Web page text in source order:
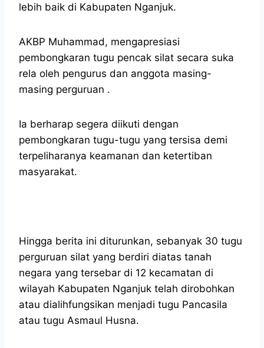
lebih baik di Kabupaten Nganjuk.
AKBP Muhammad, mengapresiasi
pembongkaran tugu pencak silat secara suka
rela oleh pengurus dan anggota masing-
masing perguruan .
Ia berharap segera diikuti dengan
pembongkaran tugu-tugu yang tersisa demi
terpeliharanya keamanan dan ketertiban
masyarakat.
Hingga berita ini diturunkan, sebanyak 30 tugu
perguruan silat yang berdiri diatas tanah
negara yang tersebar di 12 kecamatan di
wilayah Kabupaten Nganjuk telah dirobohkan
atau dialihfungsikan menjadi tugu Pancasila
atau tugu Asmaul Husna.